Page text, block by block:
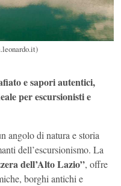
e sapori autentici,
per escursionisti e
angolo di natura e storia
dell’escursionismo. La
dell’Alto Lazio”, offre
borghi antichi e